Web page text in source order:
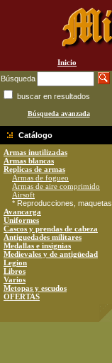
Inicio
Búsqueda
buscar en resultados
Búsqueda avanzada
Catálogo
Armas inutilizadas
Armas blancas
Replicas de armas
Armas de fogueo
Armas de aire comprimido
Airsoft
* Reproducciones, maquetas
Avancarga
Uniformes
Cascos y prendas de cabeza
Antiguedades militares
Medallas e insignias
Medievales y de antigüedad
Legion
Libros
Varios
Metopas y escudos
OFERTAS